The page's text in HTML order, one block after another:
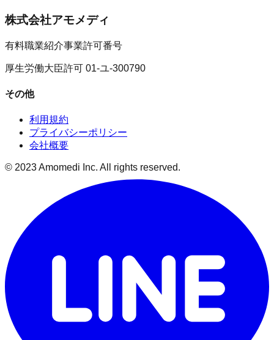
株式会社アモメディ
有料職業紹介事業許可番号
厚生労働大臣許可 01-ユ-300790
その他
利用規約
プライバシーポリシー
会社概要
© 2023 Amomedi Inc. All rights reserved.